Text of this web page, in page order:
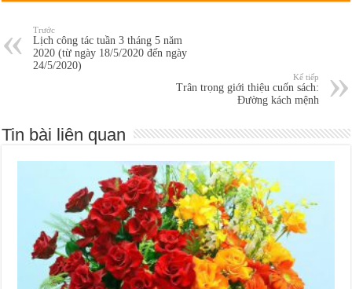
Trước
Lịch công tác tuần 3 tháng 5 năm
2020 (từ ngày 18/5/2020 đến ngày
24/5/2020)
Kế tiếp
Trân trọng giới thiệu cuốn sách:
Đường kách mệnh
Tin bài liên quan